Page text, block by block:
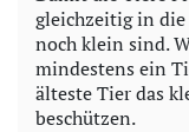
gleichzeitig in
noch klein sind.
mindestens ein
älteste Tier das
beschützen.